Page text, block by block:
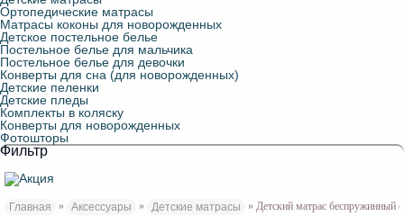
Ортопедические матрасы
Матрасы коконы для новорожденных
Детское постельное белье
Постельное белье для мальчика
Постельное белье для девочки
Конверты для сна (для новорожденных)
Детские пеленки
Детские пледы
Комплекты в коляску
Конверты для новорожденных
Фотошторы
Фильтр
Главная » Аксессуары » Детские матрасы » Детский матрас беспружинный